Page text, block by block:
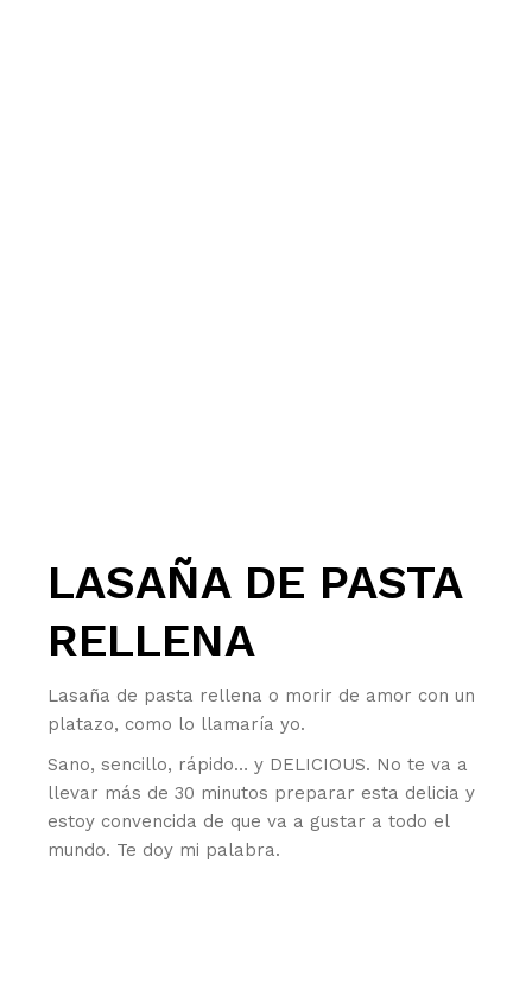
LASAÑA DE PASTA
RELLENA
Lasaña de pasta rellena o morir de amor con un
platazo, como lo llamaría yo.
Sano, sencillo, rápido… y DELICIOUS. No te va a
llevar más de 30 minutos preparar esta delicia y
estoy convencida de que va a gustar a todo el
mundo. Te doy mi palabra.